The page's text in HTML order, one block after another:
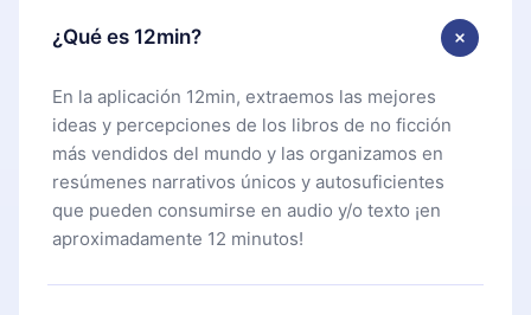
¿Qué es 12min?
En la aplicación 12min, extraemos las mejores
ideas y percepciones de los libros de no ficción
más vendidos del mundo y las organizamos en
resúmenes narrativos únicos y autosuficientes
que pueden consumirse en audio y/o texto ¡en
aproximadamente 12 minutos!